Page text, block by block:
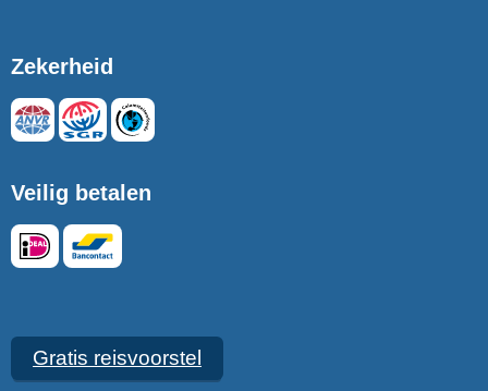
Zekerheid
Veilig betalen
Gratis reisvoorstel